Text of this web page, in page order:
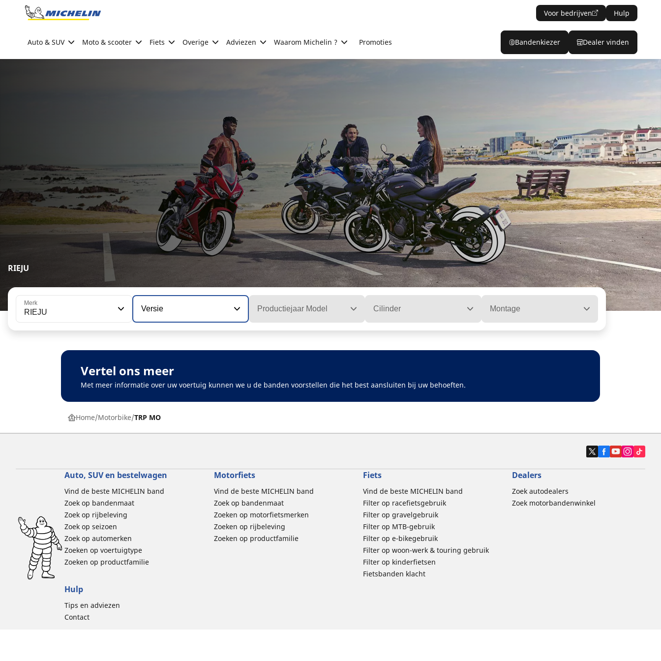
Go to page content
Voor bedrijven Hulp
Auto & SUV Moto & scooter Fiets Overige Adviezen Waarom Michelin ? Promoties Bandenkiezer Dealer vinden
RIEJU
Merk
RIEJU Versie Productiejaar Model Cilinder Montage
Vertel ons meer
Met meer informatie over uw voertuig kunnen we u de banden voorstellen die het best aansluiten bij uw behoeften.
Home Motorbike TRP MO
Auto, SUV en bestelwagen
Vind de beste MICHELIN band
Zoek op bandenmaat
Zoek op rijbeleving
Zoek op seizoen
Zoek op automerken
Zoeken op voertuigtype
Zoeken op productfamilie
Motorfiets
Vind de beste MICHELIN band
Zoek op bandenmaat
Zoeken op motorfietsmerken
Zoeken op rijbeleving
Zoeken op productfamilie
Fiets
Vind de beste MICHELIN band
Filter op racefietsgebruik
Filter op gravelgebruik
Filter op MTB-gebruik
Filter op e-bikegebruik
Filter op woon-werk & touring gebruik
Filter op kinderfietsen
Fietsbanden klacht
Dealers
Zoek autodealers
Zoek motorbandenwinkel
Hulp
Tips en adviezen
Contact